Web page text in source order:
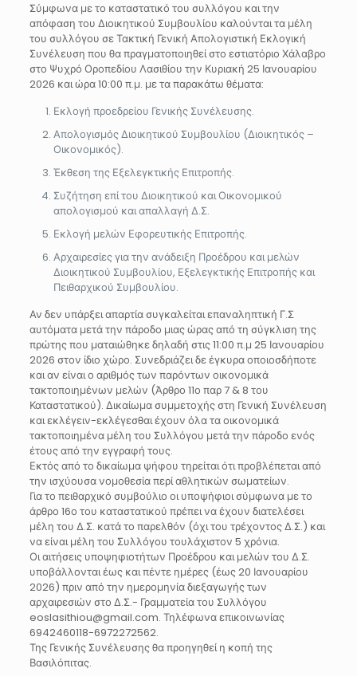
Σύμφωνα με το καταστατικό του συλλόγου και την
απόφαση του Διοικητικού Συμβουλίου καλούνται τα μέλη
του συλλόγου σε Τακτική Γενική Απολογιστική Εκλογική
Συνέλευση που θα πραγματοποιηθεί στο εστιατόριο Χάλαβρο
στο Ψυχρό Οροπεδίου Λασιθίου την Κυριακή 25 Ιανουαρίου
2026 και ώρα 10:00 π.μ. με τα παρακάτω θέματα:
Εκλογή προεδρείου Γενικής Συνέλευσης.
Απολογισμός Διοικητικού Συμβουλίου (Διοικητικός –
Οικονομικός).
Έκθεση της Εξελεγκτικής Επιτροπής.
Συζήτηση επί του Διοικητικού και Οικονομικού
απολογισμού και απαλλαγή Δ.Σ.
Εκλογή μελών Εφορευτικής Επιτροπής.
Αρχαιρεσίες για την ανάδειξη Προέδρου και μελών
Διοικητικού Συμβουλίου, Εξελεγκτικής Επιτροπής και
Πειθαρχικού Συμβουλίου.
Αν δεν υπάρξει απαρτία συγκαλείται επαναληπτική Γ.Σ
αυτόματα μετά την πάροδο μιας ώρας από τη σύγκλιση της
πρώτης που ματαιώθηκε δηλαδή στις 11:00 π.μ 25 Ιανουαρίου
2026 στον ίδιο χώρο. Συνεδριάζει δε έγκυρα οποιοσδήποτε
και αν είναι ο αριθμός των παρόντων οικονομικά
τακτοποιημένων μελών (Άρθρο 11ο παρ 7 & 8 του
Καταστατικού). Δικαίωμα συμμετοχής στη Γενική Συνέλευση
και εκλέγειν-εκλέγεσθαι έχουν όλα τα οικονομικά
τακτοποιημένα μέλη του Συλλόγου μετά την πάροδο ενός
έτους από την εγγραφή τους.
Εκτός από το δικαίωμα ψήφου τηρείται ότι προβλέπεται από
την ισχύουσα νομοθεσία περί αθλητικών σωματείων.
Για το πειθαρχικό συμβούλιο οι υποψήφιοι σύμφωνα με το
άρθρο 16ο του καταστατικού πρέπει να έχουν διατελέσει
μέλη του Δ.Σ. κατά το παρελθόν (όχι του τρέχοντος Δ.Σ.) και
να είναι μέλη του Συλλόγου τουλάχιστον 5 χρόνια.
Οι αιτήσεις υποψηφιοτήτων Προέδρου και μελών του Δ.Σ.
υποβάλλονται έως και πέντε ημέρες (έως 20 Ιανουαρίου
2026) πριν από την ημερομηνία διεξαγωγής των
αρχαιρεσιών στο Δ.Σ.- Γραμματεία του Συλλόγου
eoslasithiou@gmail.com. Τηλέφωνα επικοινωνίας
6942460118-6972272562.
Της Γενικής Συνέλευσης θα προηγηθεί η κοπή της
Βασιλόπιτας.